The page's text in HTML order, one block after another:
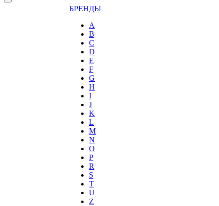
БРЕНДЫ
A
B
C
D
E
F
G
H
I
J
K
L
M
N
O
P
R
S
T
U
Z